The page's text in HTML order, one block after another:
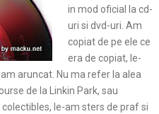
in mod oficial la cd-
uri si dvd-uri. Am
copiat de pe ele ce
era de copiat, le-
aruncat. Nu ma refer la alea
de la Linkin Park, sau
le-am sters de praf si